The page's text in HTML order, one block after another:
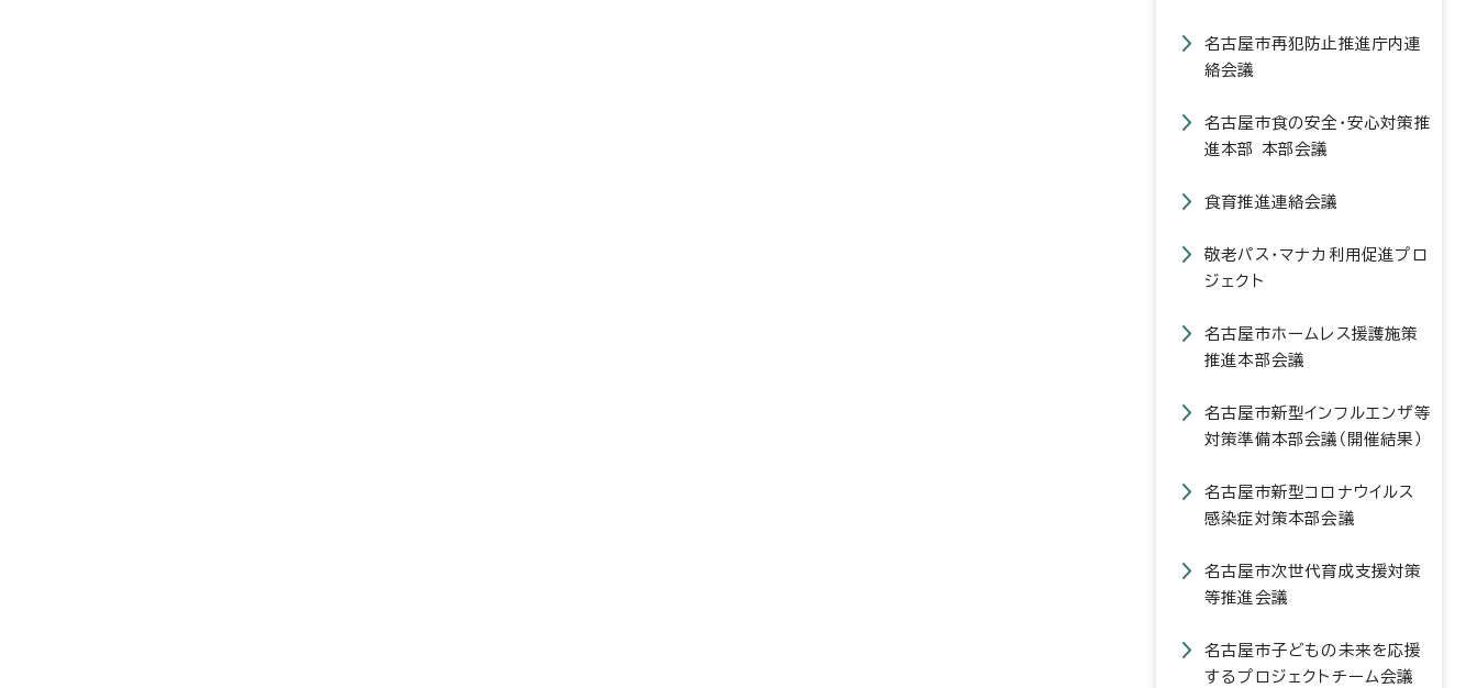
名古屋市再犯防止推進庁内連
絡会議
名古屋市食の安全・安心対策推
進本部 本部会議
食育推進連絡会議
敬老パス・マナカ利用促進プロ
ジェクト
名古屋市ホームレス援護施策
推進本部会議
名古屋市新型インフルエンザ等
対策準備本部会議（開催結果）
名古屋市新型コロナウイルス
感染症対策本部会議
名古屋市次世代育成支援対策
等推進会議
名古屋市子どもの未来を応援
するプロジェクトチーム会議